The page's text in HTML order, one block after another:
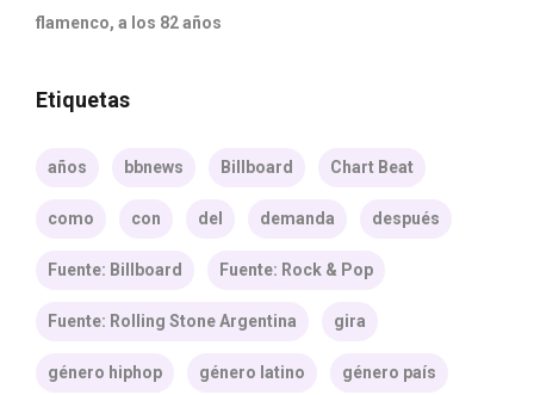
flamenco, a los 82 años
Etiquetas
años bbnews Billboard Chart Beat
como con del demanda después
Fuente: Billboard Fuente: Rock & Pop
Fuente: Rolling Stone Argentina gira
género hiphop género latino género país